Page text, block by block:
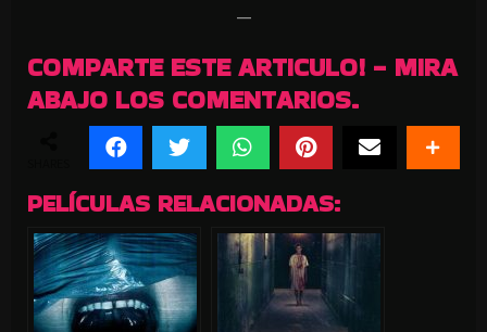
—
COMPARTE ESTE ARTICULO! - MIRA
ABAJO LOS COMENTARIOS.
PELÍCULAS RELACIONADAS: